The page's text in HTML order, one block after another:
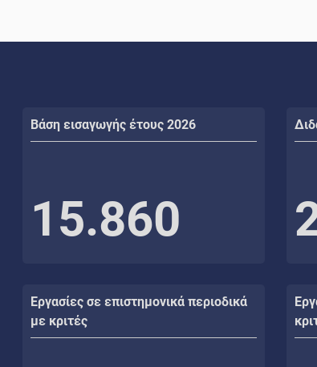
Βάση εισαγωγής έτους 2026
15.860
Εργασίες σε επιστημονικά περιοδικά
με κριτές